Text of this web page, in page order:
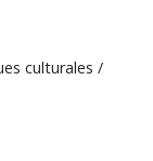
culturales /